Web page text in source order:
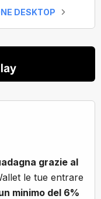
DESKTOP
grazie al
le tue entrare
minimo del 6%